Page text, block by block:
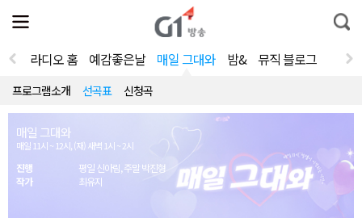
전
체
뉴
열
통
합
라디오 홈 예감좋은날 매일 그대와 밤& 뮤직 블로그
프로그램소개 선곡표 신청곡
매일 그대와
매일 11시 ~ 12시, (재) 새벽 1시 ~ 2시
진행
평일 신아림, 주말 박진형
작가
최유지